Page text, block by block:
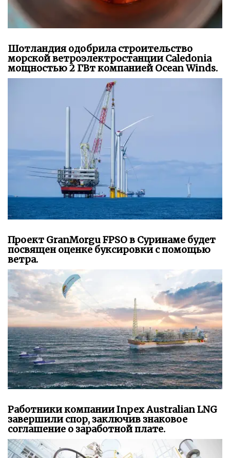
Шотландия одобрила строительство
морской ветроэлектростанции Caledonia
мощностью 2 ГВт компанией Ocean Winds.
Проект GranMorgu FPSO в Суринаме будет
посвящен оценке буксировки с помощью
ветра.
Работники компании Inpex Australian LNG
завершили спор, заключив знаковое
соглашение о заработной плате.